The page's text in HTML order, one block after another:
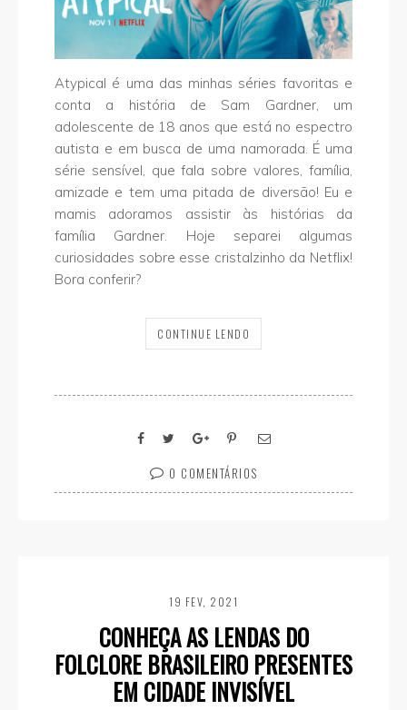
Atypical é uma das minhas séries favoritas e
conta a história de Sam Gardner, um
adolescente de 18 anos que está no espectro
autista e em busca de uma namorada. É uma
série sensível, que fala sobre valores, família,
amizade e tem uma pitada de diversão! Eu e
mamis adoramos assistir às histórias da
família Gardner. Hoje separei algumas
curiosidades sobre esse cristalzinho da Netflix!
Bora conferir?
CONTINUE LENDO
0 COMENTÁRIOS
19 FEV, 2021
CONHEÇA AS LENDAS DO
FOLCLORE BRASILEIRO PRESENTES
EM CIDADE INVISÍVEL